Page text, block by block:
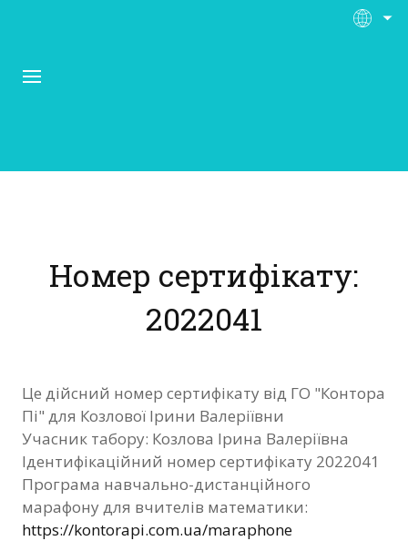
Матеріали
Нас підтримують
Фотозвіт
Видані сертифікати
Контакти
Номер сертифікату:
2022041
Це дійсний номер сертифікату від ГО "Контора
Пі" для Козлової Ірини Валеріївни
Учасник табору: Козлова Ірина Валеріївна
Ідентифікаційний номер сертифікату 2022041
Програма навчально-дистанційного
марафону для вчителів математики:
https://kontorapi.com.ua/maraphone